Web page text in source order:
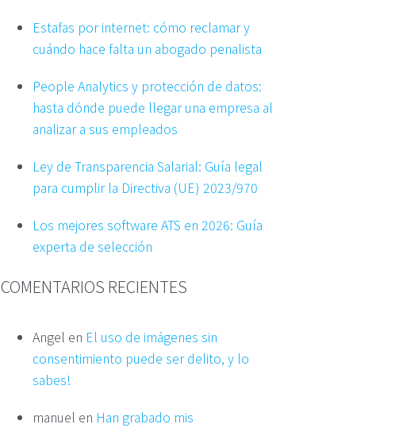
Estafas por internet: cómo reclamar y
cuándo hace falta un abogado penalista
People Analytics y protección de datos:
hasta dónde puede llegar una empresa al
analizar a sus empleados
Ley de Transparencia Salarial: Guía legal
para cumplir la Directiva (UE) 2023/970
Los mejores software ATS en 2026: Guía
experta de selección
COMENTARIOS RECIENTES
Angel en El uso de imágenes sin
consentimiento puede ser delito, y lo
sabes!
manuel en Han grabado mis